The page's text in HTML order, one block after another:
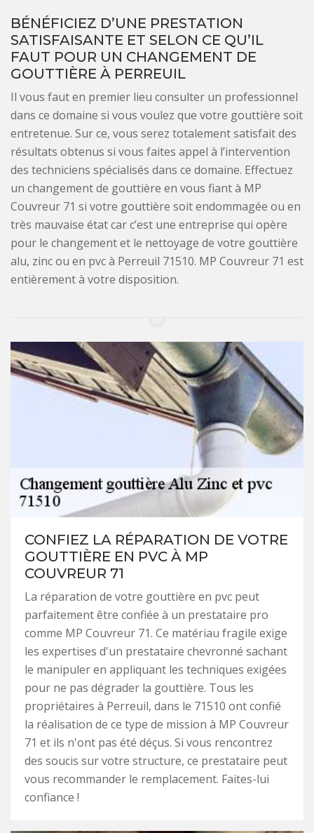
BÉNÉFICIEZ D’UNE PRESTATION
SATISFAISANTE ET SELON CE QU’IL
FAUT POUR UN CHANGEMENT DE
GOUTTIÈRE À PERREUIL
Il vous faut en premier lieu consulter un professionnel
dans ce domaine si vous voulez que votre gouttière soit
entretenue. Sur ce, vous serez totalement satisfait des
résultats obtenus si vous faites appel à l’intervention
des techniciens spécialisés dans ce domaine. Effectuez
un changement de gouttière en vous fiant à MP
Couvreur 71 si votre gouttière soit endommagée ou en
très mauvaise état car c’est une entreprise qui opère
pour le changement et le nettoyage de votre gouttière
alu, zinc ou en pvc à Perreuil 71510. MP Couvreur 71 est
entièrement à votre disposition.
CONFIEZ LA RÉPARATION DE VOTRE
GOUTTIÈRE EN PVC À MP
COUVREUR 71
La réparation de votre gouttière en pvc peut
parfaitement être confiée à un prestataire pro
comme MP Couvreur 71. Ce matériau fragile exige
les expertises d'un prestataire chevronné sachant
le manipuler en appliquant les techniques exigées
pour ne pas dégrader la gouttière. Tous les
propriétaires à Perreuil, dans le 71510 ont confié
la réalisation de ce type de mission à MP Couvreur
71 et ils n'ont pas été déçus. Si vous rencontrez
des soucis sur votre structure, ce prestataire peut
vous recommander le remplacement. Faites-lui
confiance !